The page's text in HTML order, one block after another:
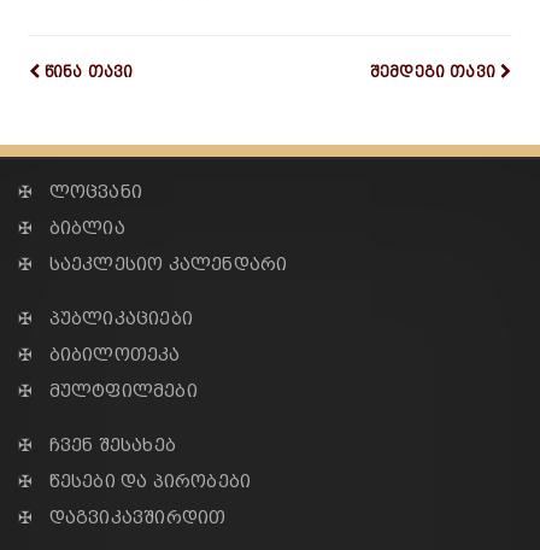
წინა თავი შემდეგი თავი
✠ ლოცვანი
✠ ბიბლია
✠ საეკლესიო კალენდარი
✠ პუბლიკაციები
✠ ბიბილოთეკა
✠ მულტფილმები
✠ ჩვენ შესახებ
✠ წესები და პირობები
✠ დაგვიკავშირდით